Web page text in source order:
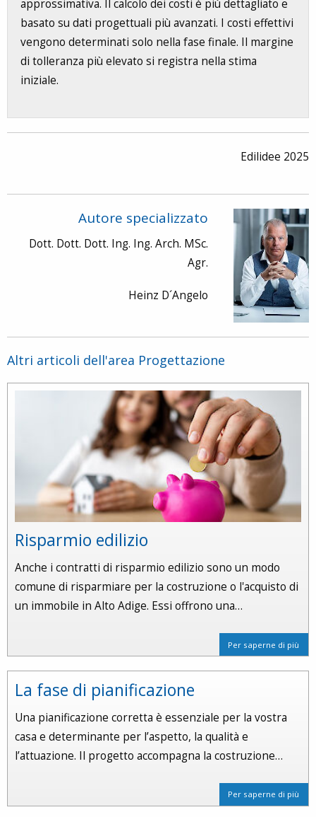
approssimativa. Il calcolo dei costi è più dettagliato e
basato su dati progettuali più avanzati. I costi effettivi
vengono determinati solo nella fase finale. Il margine
di tolleranza più elevato si registra nella stima
iniziale.
Edilidee 2025
Autore specializzato
Dott. Dott. Dott. Ing. Ing. Arch. MSc.
Agr.
Heinz D´Angelo
Altri articoli dell'area Progettazione
Risparmio edilizio
Anche i contratti di risparmio edilizio sono un modo
comune di risparmiare per la costruzione o l'acquisto di
un immobile in Alto Adige. Essi offrono una…
Per saperne di più
La fase di pianificazione
Una pianificazione corretta è essenziale per la vostra
casa e determinante per l’aspetto, la qualità e
l’attuazione. Il progetto accompagna la costruzione…
Per saperne di più